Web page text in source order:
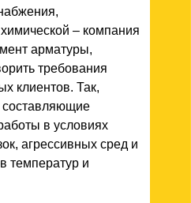
– компания
арматуры,
требования
клиентов. Так,
составляющие
в условиях
агрессивных сред и
температур и